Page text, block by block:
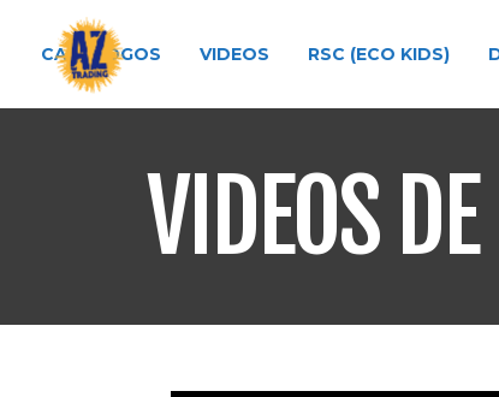
CATÁLOGOS VIDEOS RSC (ECO KIDS)
VIDEOS